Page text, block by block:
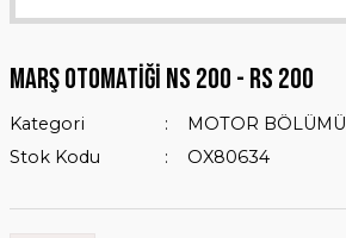
Marş Otomatiği NS 200 - RS 200
Kategori
MOTOR BÖLÜMÜ
Stok Kodu
OX80634